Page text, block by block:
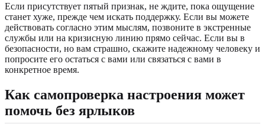
Если присутствует пятый признак, не ждите, пока ощущение
станет хуже, прежде чем искать поддержку. Если вы можете
действовать согласно этим мыслям, позвоните в экстренные
службы или на кризисную линию прямо сейчас. Если вы в
безопасности, но вам страшно, скажите надежному человеку и
попросите его остаться с вами или связаться с вами в
конкретное время.
Как самопроверка настроения может
помочь без ярлыков